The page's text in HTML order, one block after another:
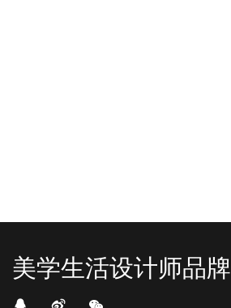
美学生活设计师品牌